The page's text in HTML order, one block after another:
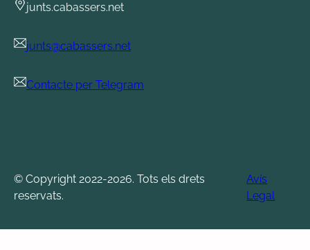
junts.cabassers.net
junts@cabassers.net
Contacte per Telegram
© Copyright 2022-2026. Tots els drets
reservats.
Avís
Legal